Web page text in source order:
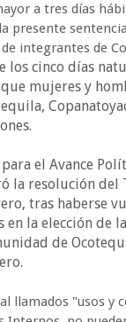
a tres días
presente
integrantes de
los cinco días
mujeres y
el Avance
la resolución del
tras haberse
en la elección de
de
.
llamados "usos y